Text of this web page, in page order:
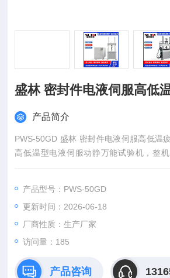
盛林 密封件电液伺服高低
产品简介
PWS-50GD 盛林 密封件电液伺服高低温
高低温型电液伺服动静万能试验机，整机
架、伺服作动器总成、独立液压油源系统
核心单元组成。
产品型号：PWS-50GD
更新时间：2026-06-18
厂商性质：生产厂家
访问量：185
产品咨询